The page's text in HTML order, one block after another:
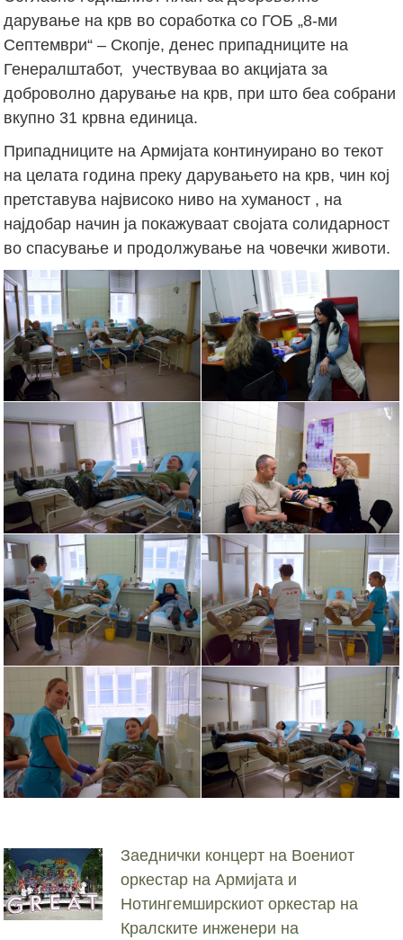
дарување на крв во соработка со ГОБ „8-ми
Септември“ – Скопје, денес припадниците на
Генералштабот, учествуваа во акцијата за
доброволно дарување на крв, при што беа собрани
вкупно 31 крвна единица.
Припадниците на Армијата континуирано во текот
на целата година преку дарувањето на крв, чин кој
претставува највисоко ниво на хуманост , на
најдобар начин ја покажуваат својата солидарност
во спасување и продолжување на човечки животи.
Заеднички концерт на Воениот
оркестар на Армијата и
Нотингемширскиот оркестар на
Кралските инженери на